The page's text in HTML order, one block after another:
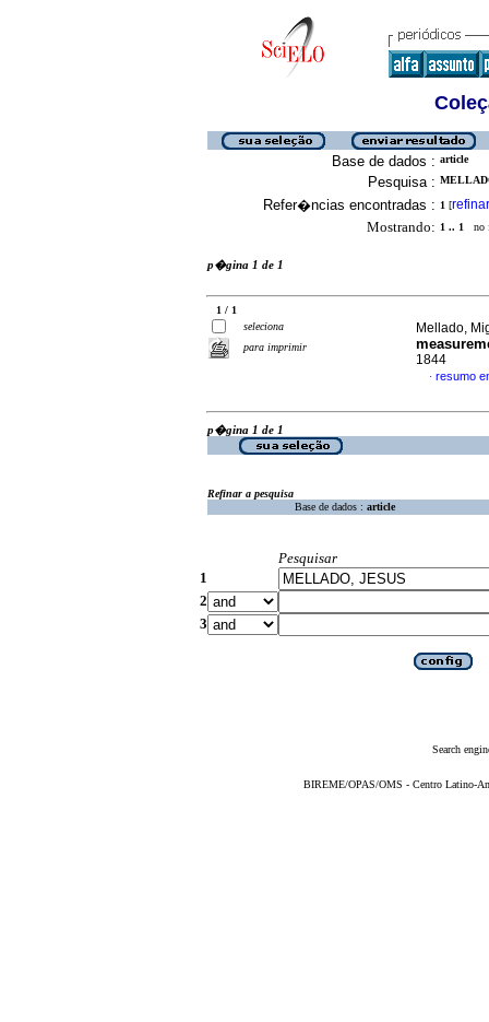
Base de dados : article
Pesquisa :
Refer�ncias encontradas : 1 [refinar
Mostrando: 1 .. 1 no
p�gina 1 de 1
1 / 1
seleciona
para imprimir
Mellado,
1844
· resumo
p�gina 1 de 1
Refinar a pesquisa
Base de dados : article
Pesquisar
1
2
3
Search
BIREME/OPAS/OMS - Centro Latino-